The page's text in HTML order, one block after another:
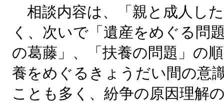
相談内容は、「親と成人し
く、次いで「遺産をめぐる問
の葛藤」、「扶養の問題」の
養をめぐるきょうだい間の意
ことも多く、紛争の原因理解